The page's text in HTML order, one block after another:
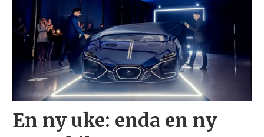
En ny uke: enda en ny